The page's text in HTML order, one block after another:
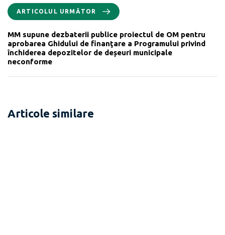
ARTICOLUL URMĂTOR
MM supune dezbaterii publice proiectul de OM pentru
aprobarea Ghidului de finanţare a Programului privind
închiderea depozitelor de deșeuri municipale
neconforme
Articole similare